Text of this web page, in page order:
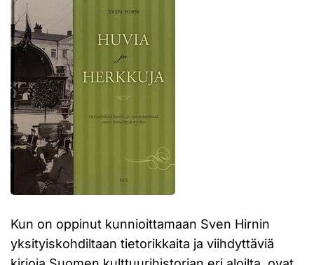
Kun on oppinut kunnioittamaan Sven Hirnin
yksityiskohdiltaan tietorikkaita ja viihdyttäviä